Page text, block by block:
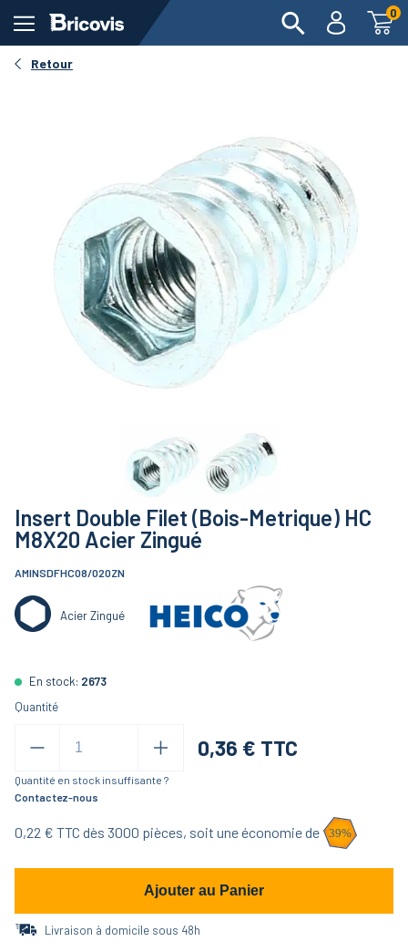
0
Retour
Insert Double Filet (Bois-Metrique) HC
M8X20 Acier Zingué
AMINSDFHC08/020ZN
Acier Zingué
En stock: 2673
Quantité
0,36 € TTC
Quantité en stock insuffisante ?
Contactez-nous
0,22 € TTC dès 3000 pièces, soit une économie de 39%
Ajouter au Panier
Livraison à domicile sous 48h